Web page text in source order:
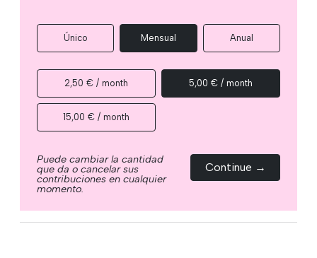
Único Mensual Anual
2,50 € / month 5,00 € / month
15,00 € / month
Puede cambiar la cantidad
que da o cancelar sus
contribuciones en cualquier
momento.
Continue →